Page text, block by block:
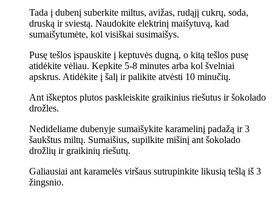
Tada į dubenį suberkite miltus, avižas, rudąjį cukrų, soda,
druską ir sviestą. Naudokite elektrinį maišytuvą, kad
sumaišytumėte, kol visiškai susimaišys.
Pusę tešlos įspauskite į keptuvės dugną, o kitą tešlos pusę
atidėkite vėliau. Kepkite 5-8 minutes arba kol švelniai
apskrus. Atidėkite į šalį ir palikite atvėsti 10 minučių.
Ant iškeptos plutos paskleiskite graikinius riešutus ir šokolado
drožles.
Nedideliame dubenyje sumaišykite karamelinį padažą ir 3
šaukštus miltų. Sumaišius, supilkite mišinį ant šokolado
drožlių ir graikinių riešutų.
Galiausiai ant karamelės viršaus sutrupinkite likusią tešlą iš 3
žingsnio.